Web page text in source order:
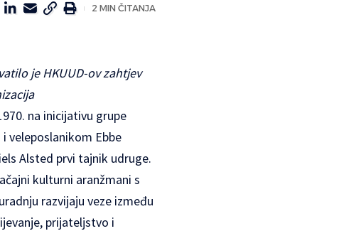
2 MIN ČITANJA
je HKUUD-ov zahtjev
na inicijativu grupe
veleposlanikom Ebbe
Alsted prvi tajnik udruge.
kulturni aranžmani s
razvijaju veze između
prijateljstvo i